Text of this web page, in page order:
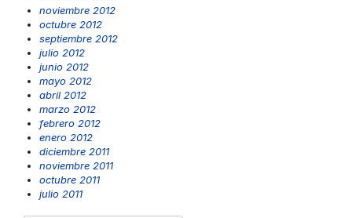
noviembre 2012
octubre 2012
septiembre 2012
julio 2012
junio 2012
mayo 2012
abril 2012
marzo 2012
febrero 2012
enero 2012
diciembre 2011
noviembre 2011
octubre 2011
julio 2011